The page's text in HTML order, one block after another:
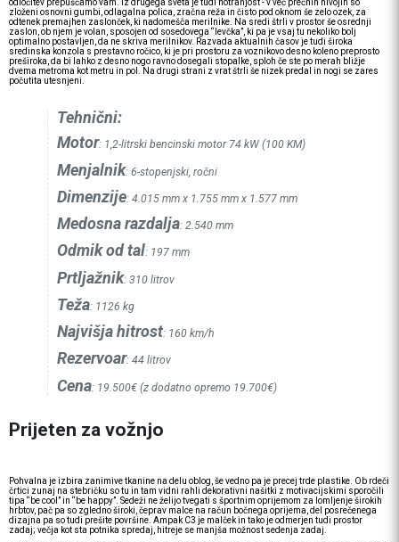
odločitev prepuščamo vam. Iz drugega sveta je tudi notranjost - v več prečnih nivojih so
zloženi osnovni gumbi, odlagalna polica, zračna reža in čisto pod oknom še zelo ozek, za
odtenek premajhen zaslonček, ki nadomešča merilnike. Na sredi štrli v prostor še osrednji
zaslon, ob njem je volan, sposojen od sosedovega “levčka”, ki pa je vsaj tu nekoliko bolj
optimalno postavljen, da ne skriva merilnikov. Razvada aktualnih časov je tudi široka
sredinska konzola s prestavno ročico, ki je pri prostoru za voznikovo desno koleno preprosto
preširoka, da bi lahko z desno nogo ravno dosegali stopalke, sploh če ste po merah bližje
dvema metroma kot metru in pol. Na drugi strani z vrat štrli še nizek predal in nogi se zares
počutita utesnjeni.
Tehnični:
Motor: 1,2-litrski bencinski motor 74 kW (100 KM)
Menjalnik: 6-stopenjski, ročni
Dimenzije: 4.015 mm x 1.755 mm x 1.577 mm
Medosna razdalja: 2.540 mm
Odmik od tal: 197 mm
Prtljažnik: 310 litrov
Teža: 1126 kg
Najvišja hitrost: 160 km/h
Rezervoar: 44 litrov
Cena: 19.500€ (z dodatno opremo 19.700€)
Prijeten za vožnjo
Pohvalna je izbira zanimive tkanine na delu oblog, še vedno pa je precej trde plastike. Ob rdeči
črtici zunaj na stebričku so tu in tam vidni rahli dekorativni našitki z motivacijskimi sporočili
tipa “be cool” in “be happy”. Sedeži ne želijo tvegati s športnim oprijemom za lomljenje širokih
hrbtov, pač pa so zgledno široki, čeprav malce na račun bočnega oprijema, del posrečenega
dizajna pa so tudi prešite površine. Ampak C3 je malček in tako je odmerjen tudi prostor
zadaj; večja kot sta potnika spredaj, hitreje se manjša možnost sedenja zadaj.